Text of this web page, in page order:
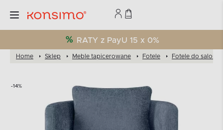
RATY z PayU 15 x 0%
Home Sklep Meble tapicerowane Fotele Fotele do salonu
-14%